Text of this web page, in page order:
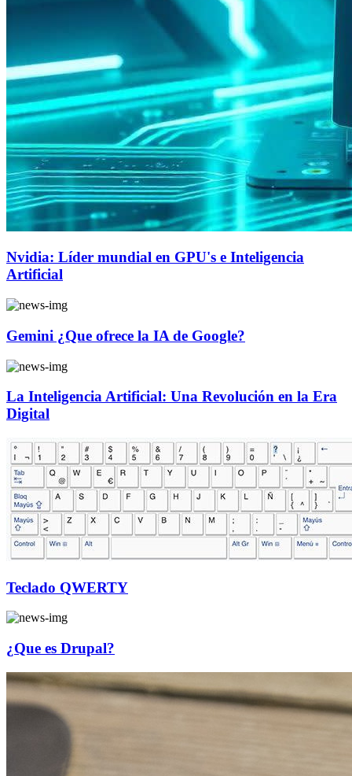
Nvidia: Líder mundial en GPU's e Inteligencia
Artificial
Gemini ¿Que ofrece la IA de Google?
La Inteligencia Artificial: Una Revolución en la Era
Digital
Teclado QWERTY
¿Que es Drupal?